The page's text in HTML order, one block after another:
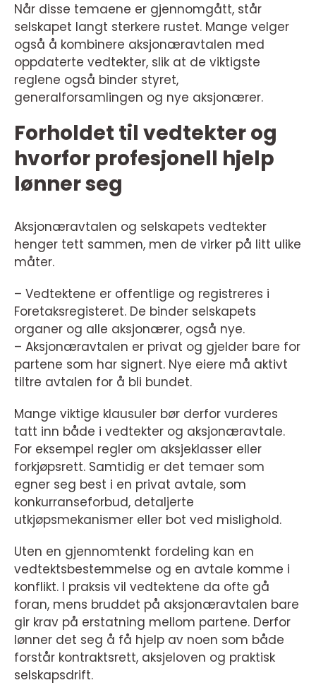
Når disse temaene er gjennomgått, står
selskapet langt sterkere rustet. Mange velger
også å kombinere aksjonæravtalen med
oppdaterte vedtekter, slik at de viktigste
reglene også binder styret,
generalforsamlingen og nye aksjonærer.
Forholdet til vedtekter og
hvorfor profesjonell hjelp
lønner seg
Aksjonæravtalen og selskapets vedtekter
henger tett sammen, men de virker på litt ulike
måter.
– Vedtektene er offentlige og registreres i
Foretaksregisteret. De binder selskapets
organer og alle aksjonærer, også nye.
– Aksjonæravtalen er privat og gjelder bare for
partene som har signert. Nye eiere må aktivt
tiltre avtalen for å bli bundet.
Mange viktige klausuler bør derfor vurderes
tatt inn både i vedtekter og aksjonæravtale.
For eksempel regler om aksjeklasser eller
forkjøpsrett. Samtidig er det temaer som
egner seg best i en privat avtale, som
konkurranseforbud, detaljerte
utkjøpsmekanismer eller bot ved mislighold.
Uten en gjennomtenkt fordeling kan en
vedtektsbestemmelse og en avtale komme i
konflikt. I praksis vil vedtektene da ofte gå
foran, mens bruddet på aksjonæravtalen bare
gir krav på erstatning mellom partene. Derfor
lønner det seg å få hjelp av noen som både
forstår kontraktsrett, aksjeloven og praktisk
selskapsdrift.